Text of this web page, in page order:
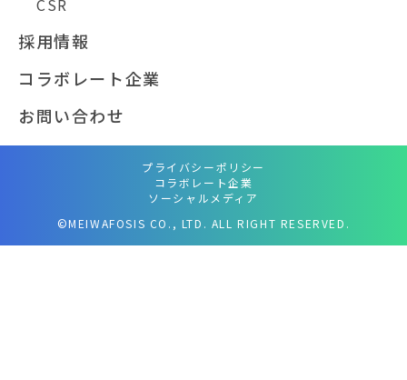
CSR
採用情報
コラボレート企業
お問い合わせ
プライバシーポリシー
コラボレート企業
ソーシャルメディア
©MEIWAFOSIS CO., LTD. ALL RIGHT RESERVED.